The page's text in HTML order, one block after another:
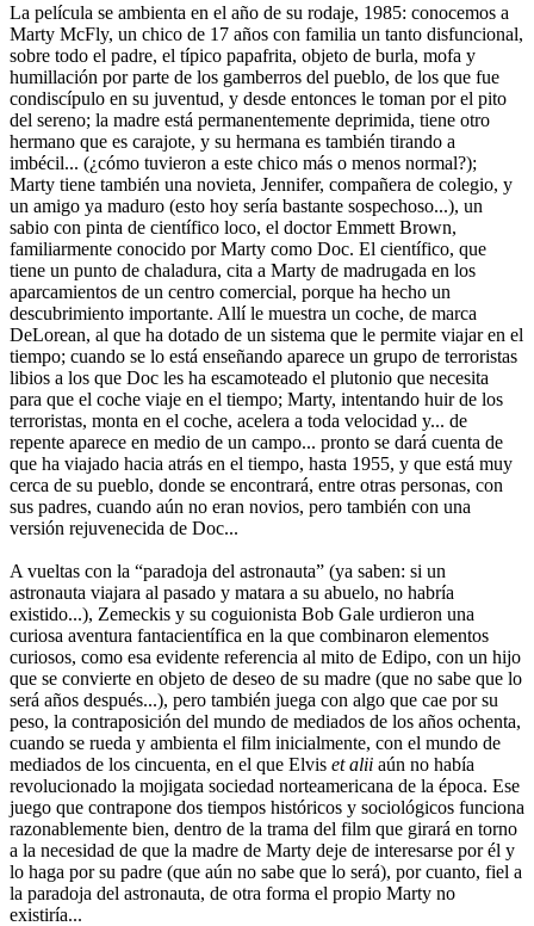
La película se ambienta en el año de su rodaje, 1985: conocemos a
Marty McFly, un chico de 17 años con familia un tanto disfuncional,
sobre todo el padre, el típico papafrita, objeto de burla, mofa y
humillación por parte de los gamberros del pueblo, de los que fue
condiscípulo en su juventud, y desde entonces le toman por el pito
del sereno; la madre está permanentemente deprimida, tiene otro
hermano que es carajote, y su hermana es también tirando a
imbécil... (¿cómo tuvieron a este chico más o menos normal?);
Marty tiene también una novieta, Jennifer, compañera de colegio, y
un amigo ya maduro (esto hoy sería bastante sospechoso...), un
sabio con pinta de científico loco, el doctor Emmett Brown,
familiarmente conocido por Marty como Doc. El científico, que
tiene un punto de chaladura, cita a Marty de madrugada en los
aparcamientos de un centro comercial, porque ha hecho un
descubrimiento importante. Allí le muestra un coche, de marca
DeLorean, al que ha dotado de un sistema que le permite viajar en el
tiempo; cuando se lo está enseñando aparece un grupo de terroristas
libios a los que Doc les ha escamoteado el plutonio que necesita
para que el coche viaje en el tiempo; Marty, intentando huir de los
terroristas, monta en el coche, acelera a toda velocidad y... de
repente aparece en medio de un campo... pronto se dará cuenta de
que ha viajado hacia atrás en el tiempo, hasta 1955, y que está muy
cerca de su pueblo, donde se encontrará, entre otras personas, con
sus padres, cuando aún no eran novios, pero también con una
versión rejuvenecida de Doc...
A vueltas con la “paradoja del astronauta” (ya saben: si un
astronauta viajara al pasado y matara a su abuelo, no habría
existido...), Zemeckis y su coguionista Bob Gale urdieron una
curiosa aventura fantacientífica en la que combinaron elementos
curiosos, como esa evidente referencia al mito de Edipo, con un hijo
que se convierte en objeto de deseo de su madre (que no sabe que lo
será años después...), pero también juega con algo que cae por su
peso, la contraposición del mundo de mediados de los años ochenta,
cuando se rueda y ambienta el film inicialmente, con el mundo de
mediados de los cincuenta, en el que Elvis et alii aún no había
revolucionado la mojigata sociedad norteamericana de la época. Ese
juego que contrapone dos tiempos históricos y sociológicos funciona
razonablemente bien, dentro de la trama del film que girará en torno
a la necesidad de que la madre de Marty deje de interesarse por él y
lo haga por su padre (que aún no sabe que lo será), por cuanto, fiel a
la paradoja del astronauta, de otra forma el propio Marty no
existiría...